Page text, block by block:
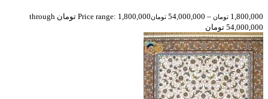
1,800,000 تومان –
54,000,000 تومان
Price range: 1,800,000 تومان through
54,000,000 تومان